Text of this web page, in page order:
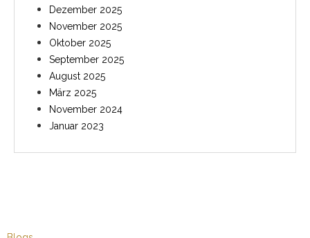
Dezember 2025
November 2025
Oktober 2025
September 2025
August 2025
März 2025
November 2024
Januar 2023